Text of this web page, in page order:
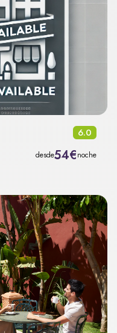
6.0
desde54€noche